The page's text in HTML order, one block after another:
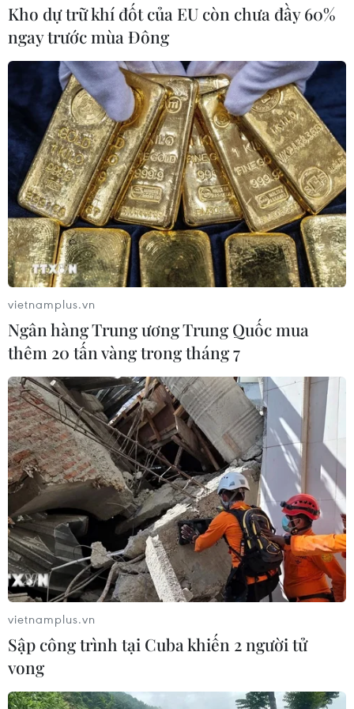
Kho dự trữ khí đốt của EU còn chưa đầy 60%
ngay trước mùa Đông
vietnamplus.vn
Ngân hàng Trung ương Trung Quốc mua
thêm 20 tấn vàng trong tháng 7
vietnamplus.vn
Sập công trình tại Cuba khiến 2 người tử
vong